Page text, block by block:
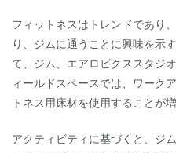
フィットネスはトレンドであり
り、ジムに通うことに興味を示
て、ジム、エアロビクススタジ
ィールドスペースでは、ワーク
トネス用床材を使用することが
アクティビティに基づくと、ジ